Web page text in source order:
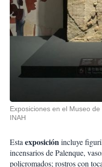
Exposiciones en el Museo de
INAH
Esta exposiciónincluye
incensarios de Palenque,
policromados; rostros con